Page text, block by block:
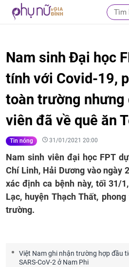
Nam sinh Đại học
tính với Covid-19,
toàn trường nhưng
viên đã về quê ăn
Tin nóng 31/01/2021 20:00
Nam sinh viên đại học FPT
Chí Linh, Hải Dương vào ngày
xác định ca bệnh này, tối 31/
Lạc, huyện Thạch Thất,
trường.
Việt Nam ghi nhận trường hợp đầu
SARS-CoV-2 ở Nam Phi